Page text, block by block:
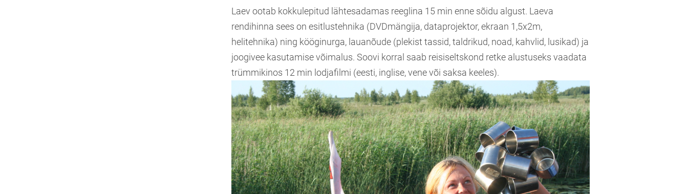
Laev ootab kokkulepitud lähtesadamas reeglina 15 min enne sõidu algust. Laeva
rendihinna sees on esitlustehnika (DVDmängija, dataprojektor, ekraan 1,5x2m,
helitehnika) ning kööginurga, lauanõude (plekist tassid, taldrikud, noad, kahvlid, lusikad) ja
joogivee kasutamise võimalus. Soovi korral saab reisiseltskond retke alustuseks vaadata
trümmikinos 12 min lodjafilmi (eesti, inglise, vene või saksa keeles).